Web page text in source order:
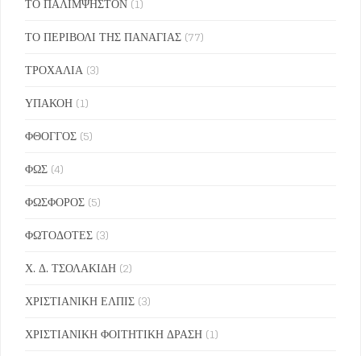
ΤΟ ΠΕΡΙΒΟΛΙ ΤΗΣ ΠΑΝΑΓΙΑΣ (77)
ΤΡΟΧΑΛΙΑ (3)
ΥΠΑΚΟΗ (1)
ΦΘΟΓΓΟΣ (5)
ΦΩΣ (4)
ΦΩΣΦΟΡΟΣ (5)
ΦΩΤΟΔΟΤΕΣ (3)
Χ. Δ. ΤΣΟΛΑΚΙΔΗ (2)
ΧΡΙΣΤΙΑΝΙΚΗ ΕΛΠΙΣ (3)
ΧΡΙΣΤΙΑΝΙΚΗ ΦΟΙΤΗΤΙΚΗ ΔΡΑΣΗ (1)